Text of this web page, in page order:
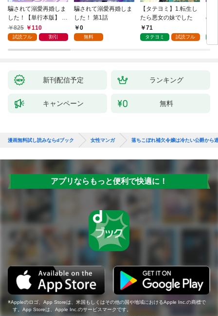
騙されて溺愛再婚しま
した！【単行本版】 1
巻825 110
試読フル 割引
騙されて溺愛再婚しま
した！ 第1話
0
無料
【タテヨミ】1.転生し
たら悪女の妹でした
71
タテヨミ 試読フル
の
新刊配信予定 ランキング
キャンペーン 無料
漫画無料試し読みならdブック 女性マンガ 落ちこぼれ補欠令嬢は冷たい公爵から
アプリならもっと便利で快適に！
Appleのロゴ、App Storeは、米国もしくはその他の国や地域におけるApple Inc.の商標で
す。App Storeは、Apple Inc.のサービスマークです。